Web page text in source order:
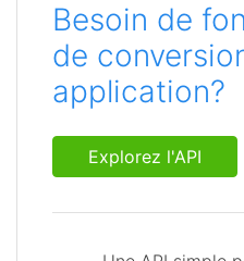
Besoin de
de
application?
Explorez l'API